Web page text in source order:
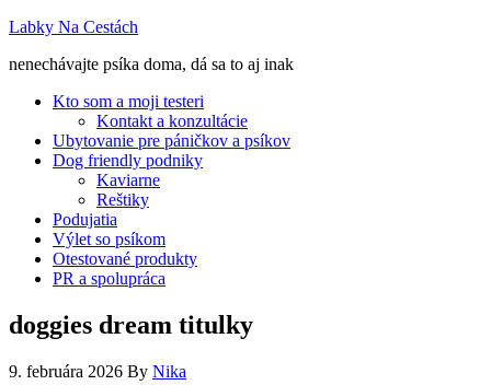
Labky Na Cestách
nenechávajte psíka doma, dá sa to aj inak
Kto som a moji testeri
Kontakt a konzultácie
Ubytovanie pre páničkov a psíkov
Dog friendly podniky
Kaviarne
Reštiky
Podujatia
Výlet so psíkom
Otestované produkty
PR a spolupráca
doggies dream titulky
9. februára 2026 By Nika